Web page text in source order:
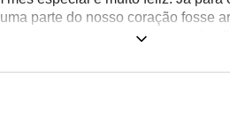
parte do nosso coração fosse
que parecem ter sempre
Da mesma forma é com
de relembrar o motivo de ela